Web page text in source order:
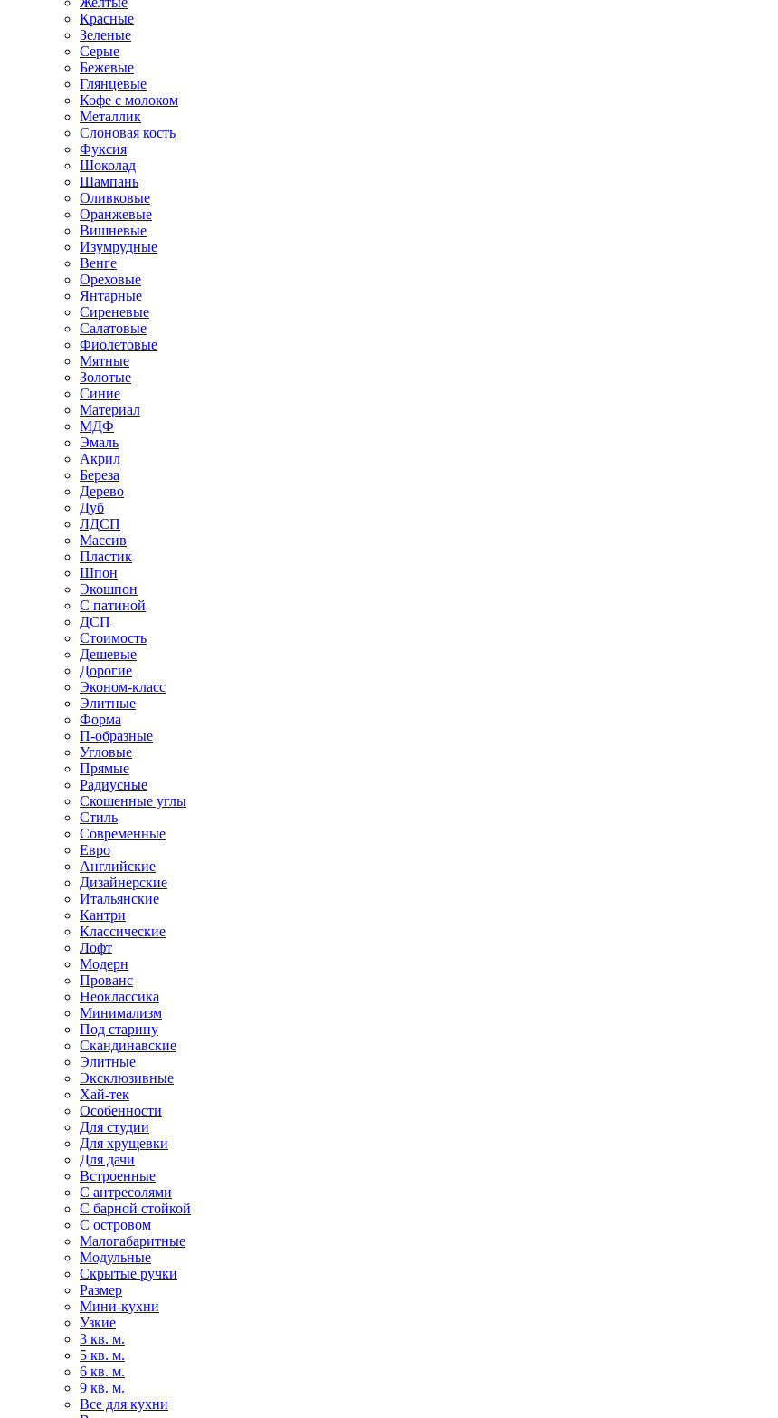
Красные
Зеленые
Серые
Бежевые
Глянцевые
Кофе с молоком
Металлик
Слоновая кость
Фуксия
Шоколад
Шампань
Оливковые
Оранжевые
Вишневые
Изумрудные
Венге
Ореховые
Янтарные
Сиреневые
Салатовые
Фиолетовые
Мятные
Золотые
Синие
Материал
МДФ
Эмаль
Акрил
Береза
Дерево
Дуб
ЛДСП
Массив
Пластик
Шпон
Экошпон
С патиной
ДСП
Стоимость
Дешевые
Дорогие
Эконом-класс
Элитные
Форма
П-образные
Угловые
Прямые
Радиусные
Скошенные углы
Стиль
Современные
Евро
Английские
Дизайнерские
Итальянские
Кантри
Классические
Лофт
Модерн
Прованс
Неоклассика
Минимализм
Под старину
Скандинавские
Элитные
Эксклюзивные
Хай-тек
Особенности
Для студии
Для хрущевки
Для дачи
Встроенные
С антресолями
С барной стойкой
С островом
Малогабаритные
Модульные
Скрытые ручки
Размер
Мини-кухни
Узкие
3 кв. м.
5 кв. м.
6 кв. м.
9 кв. м.
Все для кухни